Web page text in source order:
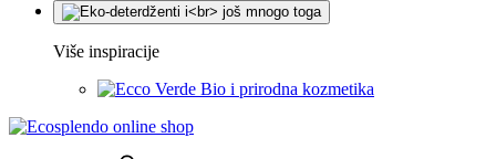
Više inspiracije
Bio i prirodna kozmetika